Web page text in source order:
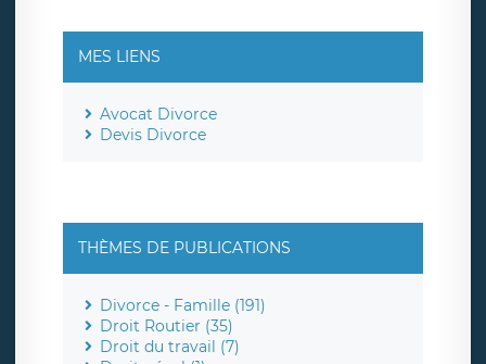
MES LIENS
Avocat Divorce
Devis Divorce
THÈMES DE PUBLICATIONS
Divorce - Famille (191)
Droit Routier (35)
Droit du travail (7)